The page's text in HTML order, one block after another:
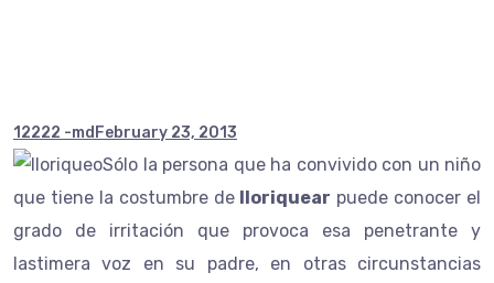
12222 -md February 23, 2013
Sólo la persona que ha convivido con un niño
que tiene la costumbre de
lloriquear puede conocer el
grado de irritación que provoca esa penetrante y
lastimera voz en su padre, en otras circunstancias